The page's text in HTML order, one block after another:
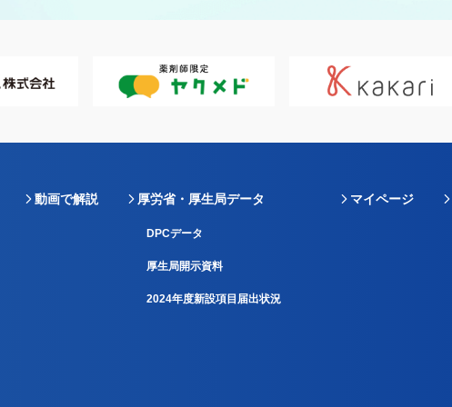
動画で解説 厚労省・厚生局データ
DPCデータ
厚生局開示資料
2024年度新設項目届出状況
マイページ